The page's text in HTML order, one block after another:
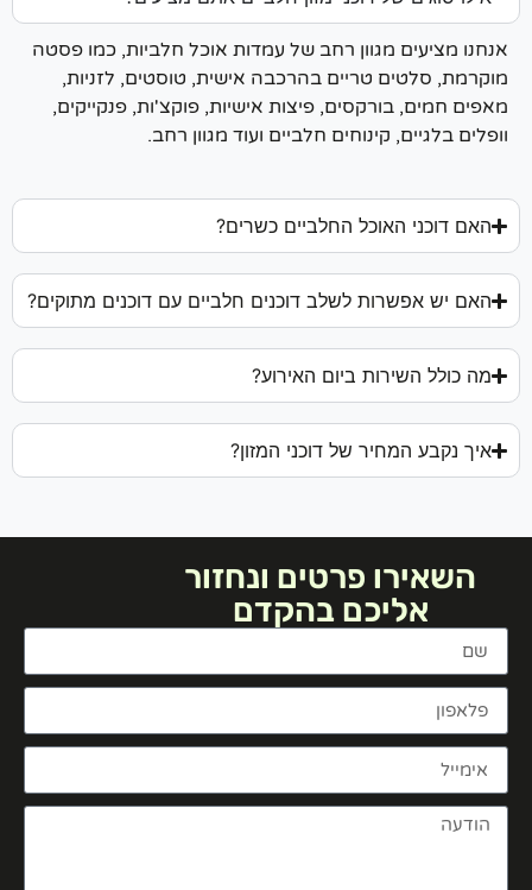
מציעים מגוון רחב של עמדות אוכל חלביות, כמו פסטה
סלטים טריים בהרכבה אישית, טוסטים, לזניות,
חמים, בורקסים, פיצות אישיות, פוקצ'ות, פנקייקים,
בלגיים, קינוחים חלביים ועוד מגוון רחב.
האם דוכני האוכל החלביים כשרים?
האם יש אפשרות לשלב דוכנים חלביים עם דוכנים מתוקים?
מה כולל השירות ביום האירוע?
איך נקבע המחיר של דוכני המזון?
השאירו פרטים ונחזור
אליכם בהקדם